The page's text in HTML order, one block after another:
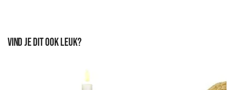
Vind je dit ook leuk?